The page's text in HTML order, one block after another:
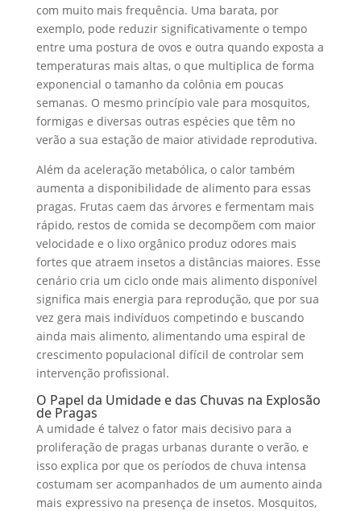
com muito mais frequência. Uma barata, por
exemplo, pode reduzir significativamente o tempo
entre uma postura de ovos e outra quando exposta a
temperaturas mais altas, o que multiplica de forma
exponencial o tamanho da colônia em poucas
semanas. O mesmo princípio vale para mosquitos,
formigas e diversas outras espécies que têm no
verão a sua estação de maior atividade reprodutiva.
Além da aceleração metabólica, o calor também
aumenta a disponibilidade de alimento para essas
pragas. Frutas caem das árvores e fermentam mais
rápido, restos de comida se decompõem com maior
velocidade e o lixo orgânico produz odores mais
fortes que atraem insetos a distâncias maiores. Esse
cenário cria um ciclo onde mais alimento disponível
significa mais energia para reprodução, que por sua
vez gera mais indivíduos competindo e buscando
ainda mais alimento, alimentando uma espiral de
crescimento populacional difícil de controlar sem
intervenção profissional.
O Papel da Umidade e das Chuvas na Explosão
de Pragas
A umidade é talvez o fator mais decisivo para a
proliferação de pragas urbanas durante o verão, e
isso explica por que os períodos de chuva intensa
costumam ser acompanhados de um aumento ainda
mais expressivo na presença de insetos. Mosquitos,